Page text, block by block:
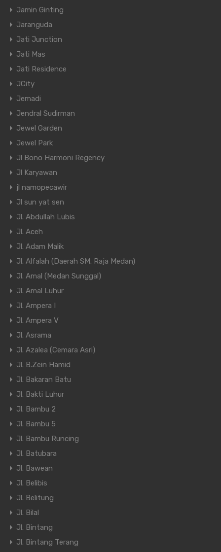
Jamin Ginting
Jaranguda
Jati Junction
Jati Mas
Jati Residence
JCity
Jemadi
Jendral Sudirman
Jewel Garden
Jewel Park
Jl Bono Harmoni Regency
Jl Karyawan
jl namopecawir
Jl sun yat sen
Jl. Abdullah Lubis
Jl. Aceh
Jl. Adam Malik
Jl. Alfalah (Daerah SM. Raja Medan)
Jl. Amal (Medan Sunggal)
Jl. Amal Luhur
Jl. Ampera I
Jl. Ampera V
Jl. Asrama
Jl. Azalea (Cemara Asri)
Jl. B.Zein Hamid
Jl. Bakaran Batu
Jl. Bakti Luhur
Jl. Bambu 2
Jl. Bambu 5
Jl. Bambu Runcing
Jl. Batubara
Jl. Bawean
Jl. Belibis
Jl. Belitung
Jl. Bilal
Jl. Bintang
Jl. Bintang Terang